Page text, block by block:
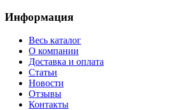
Информация
Весь каталог
О компании
Доставка и оплата
Статьи
Новости
Отзывы
Контакты